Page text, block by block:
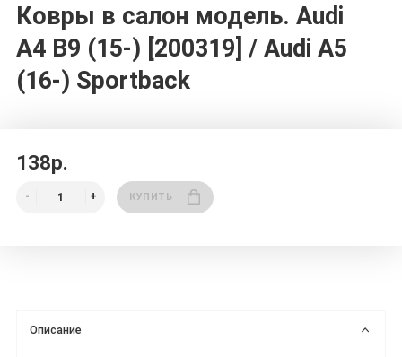
Ковры в салон модель. Audi
A4 B9 (15-) [200319] / Audi A5
(16-) Sportback
138р.
КУПИТЬ
Описание